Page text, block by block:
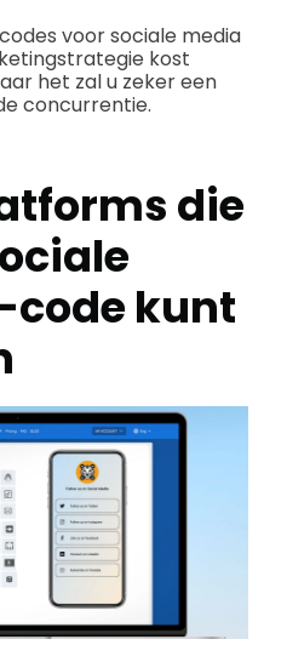
voor sociale media
kost
het zal u zeker een
concurrentie.
die
code kunt